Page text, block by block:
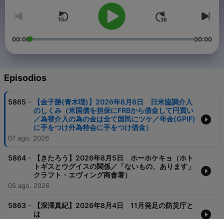
ご利用の方は番組フォローをお願いします！ ■大竹まことゴール
デンラジオ！ プレイリスト一覧 ・【NEW!!】大竹のもっと言い
たい放題 - 大竹まこと ゴールデンラジオ！
https://podcastqr.joqr.co.jp/programs/golden_iitai/ ・大竹メイ
https://podcastqr.joqr.co.jp/programs/golden_main ・大竹紳士
https://podcastqr.joqr.co.jp/programs/golden_shinshi ・オープ
ニング - 大竹まこと ゴールデンラジオ！
https://podcastqr.joqr.co.jp/programs/golden_opening
00:00 00:00
Episodios
5865 -
【金子勝(青木理)】2026年8月6日 日米協調介入
のしくみ（米国債を担保にFRBから借金して円買い
／為替介入の為の金は全て国民にツケ／年金(GPIF)
に手をつけ外為特会に手をつけ借金）
07 ago. 2026
5864 -
【きたろう】2026年8月5日 ホーホケキョ（ホト
トギスとウグイスの関係／「ないもの、あります」
クラフト・エヴィング商會著）
05 ago. 2026
5863 -
【深澤真紀】2026年8月4日 11月発足の防災庁と
は